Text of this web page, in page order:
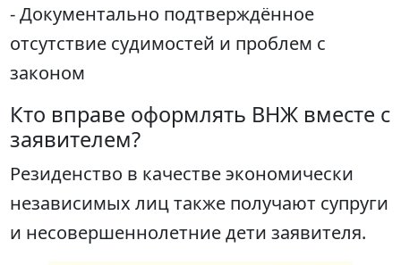
- Документально подтверждённое
отсутствие судимостей и проблем с
законом
Кто вправе оформлять ВНЖ вместе с
заявителем?
Резиденство в качестве экономически
независимых лиц также получают супруги
и несовершеннолетние дети заявителя.